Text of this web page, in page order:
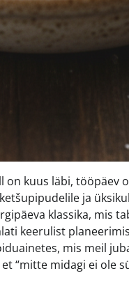
kuus läbi, tööpäev
ja
klassika, mis
keerulist
mis meil
“mitte midagi ei ole